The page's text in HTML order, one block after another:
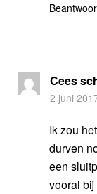
Cees
2 juni
Ik zou
durven
een
vooral